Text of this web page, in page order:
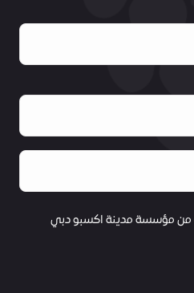
من مؤسسة مدينة اكسبو دبي